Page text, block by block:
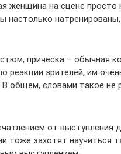
женщина на сцене просто
настолько
прическа – обычная
реакции зрителей, им
В общем, словами такое
от выступления
захотят научиться